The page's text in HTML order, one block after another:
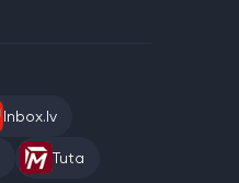
Inbox.lv
Tuta